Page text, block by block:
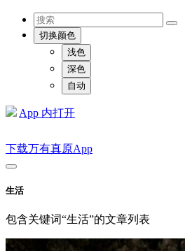
切换颜色
浅色
深色
自动
App 内打开
下载万有真原App
生活
包含关键词“生活”的文章列表